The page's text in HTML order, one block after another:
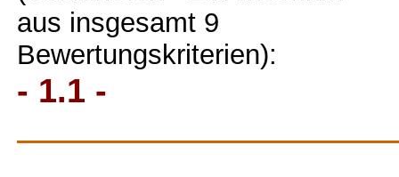
aus insgesamt 9
Bewertungskriterien):
- 1.1 -